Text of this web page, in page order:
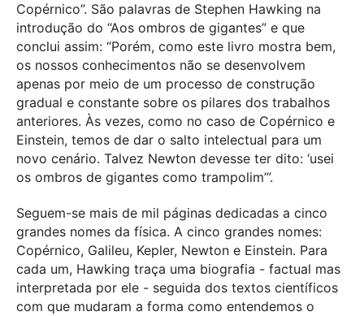
Copérnico”. São palavras de Stephen Hawking na
introdução do “Aos ombros de gigantes” e que
conclui assim: “Porém, como este livro mostra bem,
os nossos conhecimentos não se desenvolvem
apenas por meio de um processo de construção
gradual e constante sobre os pilares dos trabalhos
anteriores. Às vezes, como no caso de Copérnico e
Einstein, temos de dar o salto intelectual para um
novo cenário. Talvez Newton devesse ter dito: ‘usei
os ombros de gigantes como trampolim’”.
Seguem-se mais de mil páginas dedicadas a cinco
grandes nomes da física. A cinco grandes nomes:
Copérnico, Galileu, Kepler, Newton e Einstein. Para
cada um, Hawking traça uma biografia - factual mas
interpretada por ele - seguida dos textos científicos
com que mudaram a forma como entendemos o